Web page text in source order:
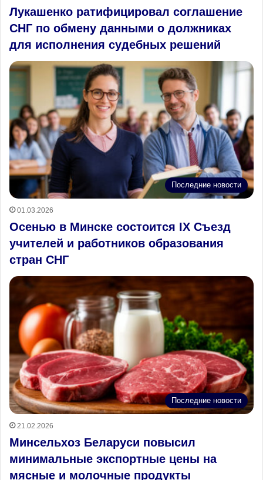
Лукашенко ратифицировал соглашение
СНГ по обмену данными о должниках
для исполнения судебных решений
Последние новости
01.03.2026
Осенью в Минске состоится IX Съезд
учителей и работников образования
стран СНГ
Последние новости
21.02.2026
Минсельхоз Беларуси повысил
минимальные экспортные цены на
мясные и молочные продукты